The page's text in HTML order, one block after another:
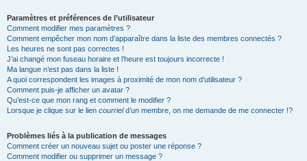
Paramètres et préférences de l’utilisateur
Comment modifier mes paramètres ?
Comment empêcher mon nom d’apparaître dans la liste des membres connectés ?
Les heures ne sont pas correctes !
J’ai changé mon fuseau horaire et l’heure est toujours incorrecte !
Ma langue n’est pas dans la liste !
A quoi correspondent les images à proximité de mon nom d’utilisateur ?
Comment puis-je afficher un avatar ?
Qu’est-ce que mon rang et comment le modifier ?
Lorsque je clique sur le lien courrield’un membre, on me demande de me connecter !?
Problèmes liés à la publication de messages
Comment créer un nouveau sujet ou poster une réponse ?
Comment modifier ou supprimer un message ?